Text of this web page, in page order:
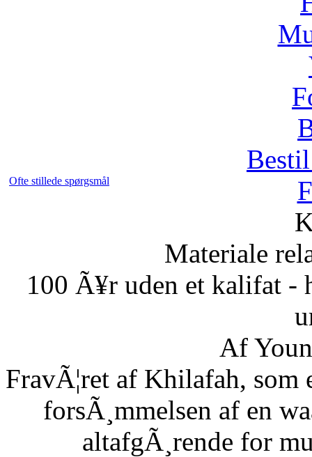
Ofte stillede spørgsmål
Materiale
100 Ã¥r uden et kalifat -
Af
FravÃ¦ret af Khilafah, som
forsÃ¸mmelsen af en
altafgÃ¸rende for